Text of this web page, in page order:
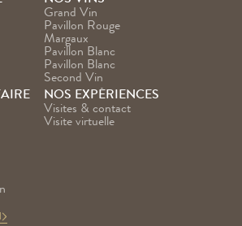
Grand Vin
Pavillon Rouge
Margaux
Pavillon Blanc
Pavillon Blanc
Second Vin
NOS EXPÉRIENCES
Visites & contact
Visite virtuelle